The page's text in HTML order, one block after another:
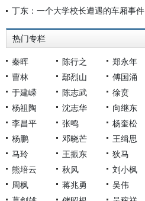
丁东：一个大学校长遭遇的车厢事件
热门专栏
秦晖 陈行之 郑永年
曹林
鄢烈山 傅国涌
于建嵘
陈志武 徐贲
杨祖陶
沈志华 向继东
李昌平
张鸣 杨奎松
杨鹏
邓晓芒 王缉思
马玲
王振东 狄马
熊培云
秋风 刘小枫
周枫
蒋兆勇 吴伟